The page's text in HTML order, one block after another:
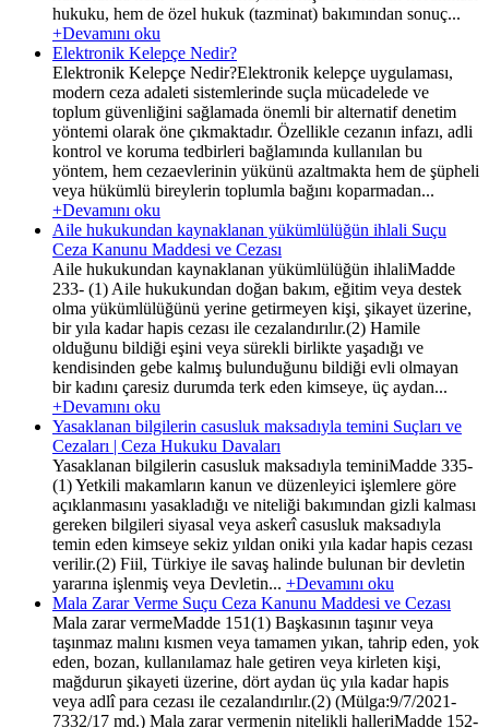
hukuku, hem de özel hukuk (tazminat) bakımından sonuç...
+Devamını oku
Elektronik Kelepçe Nedir?
Elektronik Kelepçe Nedir?Elektronik kelepçe uygulaması,
modern ceza adaleti sistemlerinde suçla mücadelede ve
toplum güvenliğini sağlamada önemli bir alternatif denetim
yöntemi olarak öne çıkmaktadır. Özellikle cezanın infazı, adli
kontrol ve koruma tedbirleri bağlamında kullanılan bu
yöntem, hem cezaevlerinin yükünü azaltmakta hem de şüpheli
veya hükümlü bireylerin toplumla bağını koparmadan...
+Devamını oku
Aile hukukundan kaynaklanan yükümlülüğün ihlali Suçu
Ceza Kanunu Maddesi ve Cezası
Aile hukukundan kaynaklanan yükümlülüğün ihlaliMadde
233- (1) Aile hukukundan doğan bakım, eğitim veya destek
olma yükümlülüğünü yerine getirmeyen kişi, şikayet üzerine,
bir yıla kadar hapis cezası ile cezalandırılır.(2) Hamile
olduğunu bildiği eşini veya sürekli birlikte yaşadığı ve
kendisinden gebe kalmış bulunduğunu bildiği evli olmayan
bir kadını çaresiz durumda terk eden kimseye, üç aydan...
+Devamını oku
Yasaklanan bilgilerin casusluk maksadıyla temini Suçları ve
Cezaları | Ceza Hukuku Davaları
Yasaklanan bilgilerin casusluk maksadıyla teminiMadde 335-
(1) Yetkili makamların kanun ve düzenleyici işlemlere göre
açıklanmasını yasakladığı ve niteliği bakımından gizli kalması
gereken bilgileri siyasal veya askerî casusluk maksadıyla
temin eden kimseye sekiz yıldan oniki yıla kadar hapis cezası
verilir.(2) Fiil, Türkiye ile savaş halinde bulunan bir devletin
yararına işlenmiş veya Devletin... +Devamını oku
Mala Zarar Verme Suçu Ceza Kanunu Maddesi ve Cezası
Mala zarar vermeMadde 151(1) Başkasının taşınır veya
taşınmaz malını kısmen veya tamamen yıkan, tahrip eden, yok
eden, bozan, kullanılamaz hale getiren veya kirleten kişi,
mağdurun şikayeti üzerine, dört aydan üç yıla kadar hapis
veya adlî para cezası ile cezalandırılır.(2) (Mülga:9/7/2021-
7332/17 md.) Mala zarar vermenin nitelikli halleriMadde 152-